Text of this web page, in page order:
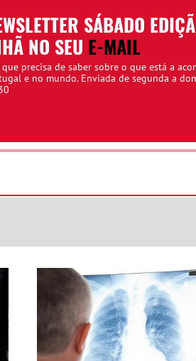
SÁBADO
NO SEU E-MAIL
precisa de saber sobre o que está a
e no mundo. Enviada de segunda a